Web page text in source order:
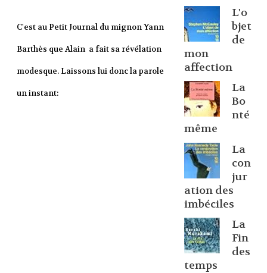
C'est au Petit Journal du mignon Yann
Barthès que Alain a fait sa révélation
modesque. Laissons lui donc la parole
un instant:
L'o
bjet
de
mon
affection
La
Bo
nté
même
La
con
jur
ation des
imbéciles
La
Fin
des
temps